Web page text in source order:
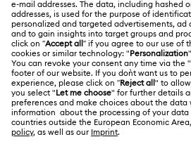
Bize Ulaşın
Ölçü rehberi
Mağaza Bilgileri
İşler & Kariyer
Alumni Community
Profesyoneller İçin
Site Haritası
YASAL KOŞULLAR
Kullanım Koşulları
Ön bilgilendirme koşulları
Gizlilik politikası
Türkiye
English
Türkçe